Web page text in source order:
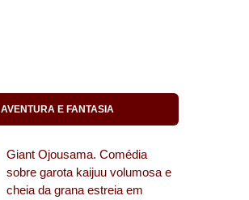
AVENTURA E FANTASIA
Giant Ojousama. Comédia
sobre garota kaijuu volumosa e
cheia da grana estreia em